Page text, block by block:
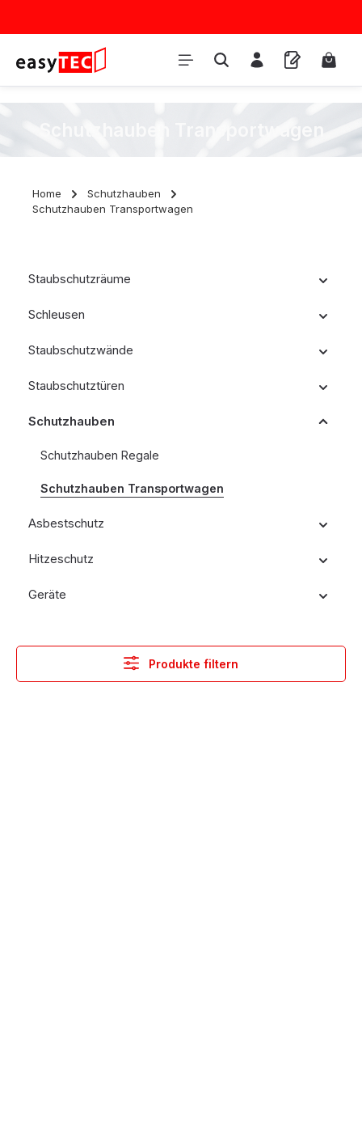
Schutzhauben Transportwagen
Home
Schutzhauben
Schutzhauben Transportwagen
Staubschutzräume
Schleusen
Staubschutzwände
Staubschutztüren
Schutzhauben
Schutzhauben Regale
Schutzhauben Transportwagen
Asbestschutz
Hitzeschutz
Geräte
Produkte filtern